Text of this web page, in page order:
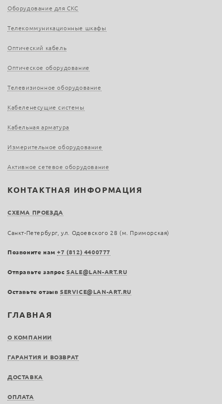
ГЛАВНАЯ
О КОМПАНИИ
ГАРАНТИЯ И ВОЗВРАТ
ДОСТАВКА
ОПЛАТА
Оборудование для СКС
Телекоммуникационные шкафы
Оптический кабель
Оптическое оборудование
Телевизионное оборудование
Кабеленесущие системы
Кабельная арматура
Измерительное оборудование
Активное сетевое оборудование
КОНТАКТНАЯ ИНФОРМАЦИЯ
СХЕМА ПРОЕЗДА
Санкт-Петербург, ул. Одоевского 28 (м. Приморская)
Позвоните нам+7 (812) 4400777
Отправьте запросSALE@LAN-ART.RU
Оставьте отзыв SERVICE@LAN-ART.RU